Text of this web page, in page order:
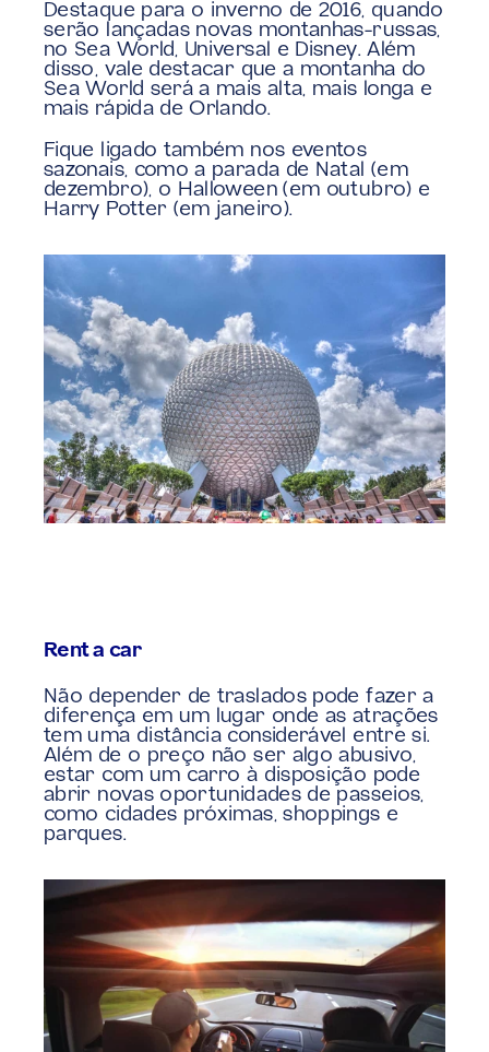
Destaque para o inverno de 2016, quando
serão lançadas novas montanhas-russas,
no Sea World, Universal e Disney. Além
disso, vale destacar que a montanha do
Sea World será a mais alta, mais longa e
mais rápida de Orlando.
Fique ligado também nos eventos
sazonais, como a parada de Natal (em
dezembro), o Halloween (em outubro) e
Harry Potter (em janeiro).
Rent a car
Não depender de traslados pode fazer a
diferença em um lugar onde as atrações
tem uma distância considerável entre si.
Além de o preço não ser algo abusivo,
estar com um carro à disposição pode
abrir novas oportunidades de passeios,
como cidades próximas, shoppings e
parques.